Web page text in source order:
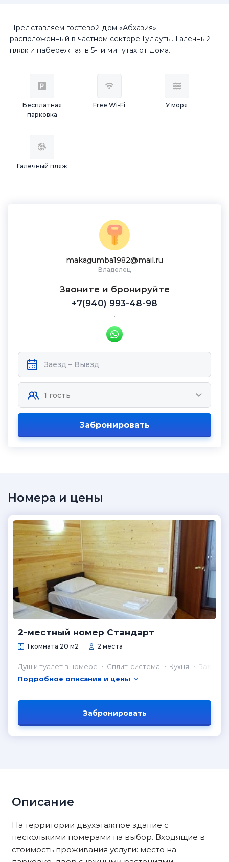
Представляем гостевой дом «Абхазия»,
расположенный в частном секторе Гудауты. Галечный
пляж и набережная в 5-ти минутах от дома.
Бесплатная
парковка
Free Wi-Fi У моря
Галечный пляж
makagumba1982@mail.ru
Владелец
Звоните и бронируйте
+7(940) 993-48-98
.
Забронировать
Номера и цены
2-местный номер Стандарт
1 комната 20 м2 2 места
Душ и туалет в номере Сплит-система Кухня
Балкон
Подробное описание и цены
Забронировать
Описание
На территории двухэтажное здание с
несколькими номерами на выбор. Входящие в
стоимость проживания услуги: место на